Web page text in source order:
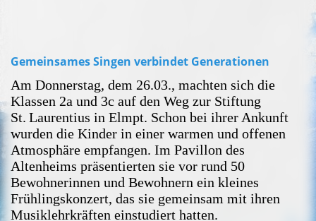
Gemeinsames Singen verbindet Generationen
Am Donnerstag, dem 26.03., machten sich die
Klassen 2a und 3c auf den Weg zur Stiftung
St. Laurentius in Elmpt. Schon bei ihrer Ankunft
wurden die Kinder in einer warmen und offenen
Atmosphäre empfangen. Im Pavillon des
Altenheims präsentierten sie vor rund 50
Bewohnerinnen und Bewohnern ein kleines
Frühlingskonzert, das sie gemeinsam mit ihren
Musiklehrkräften einstudiert hatten.